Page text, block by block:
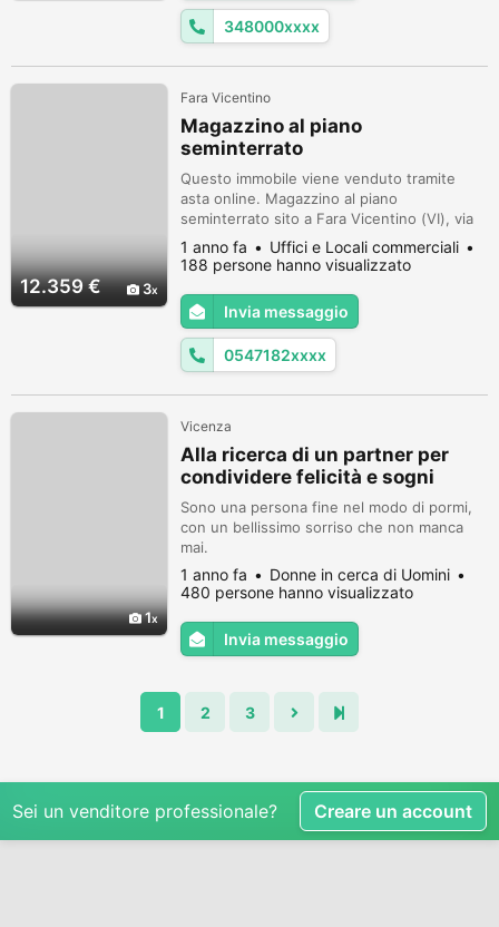
pezzi di ricambio che do in...
348000xxxx
12.359 € 3
Fara Vicentino
Magazzino al piano
seminterrato
Questo immobile viene venduto tramite
asta online. Magazzino al piano
seminterrato sito a Fara Vicentino (VI), via
Poletti 11. L'immobile è ubicato in zona
periferica. Fabbricato a destinazione
magazzino, edificato alla fine degli anni
2000, come accessorio all'edificio originario
adiacente a cui è collegato mediante scala
interna; trattasi di unità catastal...
1 anno fa
Uffici e Locali commerciali
188 persone hanno visualizzato
Invia messaggio
0547182xxxx
1
Vicenza
Alla ricerca di un partner per
condividere felicità e sogni
Sono una persona fine nel modo di pormi,
con un bellissimo sorriso che non manca
mai.
1 anno fa
Donne in cerca di Uomini
480 persone hanno visualizzato
Invia messaggio
1 2 3
Sei un venditore professionale? Creare un account